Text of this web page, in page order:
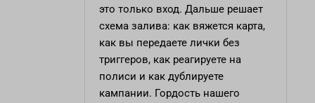
это только вход. Дальше решает
схема залива: как вяжется карта,
как вы передаете лички без
триггеров, как реагируете на
полиси и как дублируете
кампании. Гордость нашего